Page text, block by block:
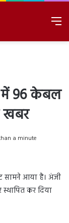
96 केबल
खबर
a minute
आया है। अंजी
कर दिया